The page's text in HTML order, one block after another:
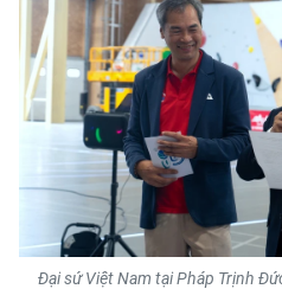
54 DÂN TỘC VIỆT NAM
CHƯƠNG TRÌNH OCOP -
MỘT SẢN PHẨM
RADIO
MEDIA CENTER
Đại sứ Việt Nam tại Pháp Trịnh